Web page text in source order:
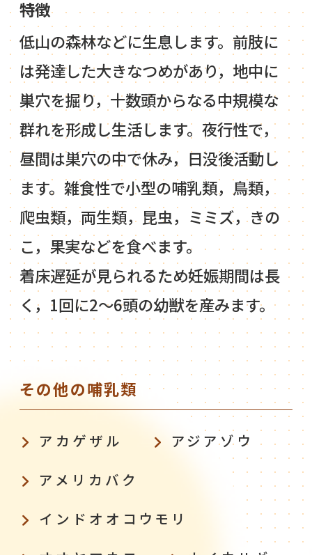
特徴
低山の森林などに生息します。前肢に
は発達した大きなつめがあり，地中に
巣穴を掘り，十数頭からなる中規模な
群れを形成し生活します。夜行性で，
昼間は巣穴の中で休み，日没後活動し
ます。雑食性で小型の哺乳類，鳥類，
爬虫類，両生類，昆虫，ミミズ，きの
こ，果実などを食べます。
着床遅延が見られるため妊娠期間は長
く，1回に2～6頭の幼獣を産みます。
その他の哺乳類
アカゲザル
アジアゾウ
アメリカバク
インドオオコウモリ